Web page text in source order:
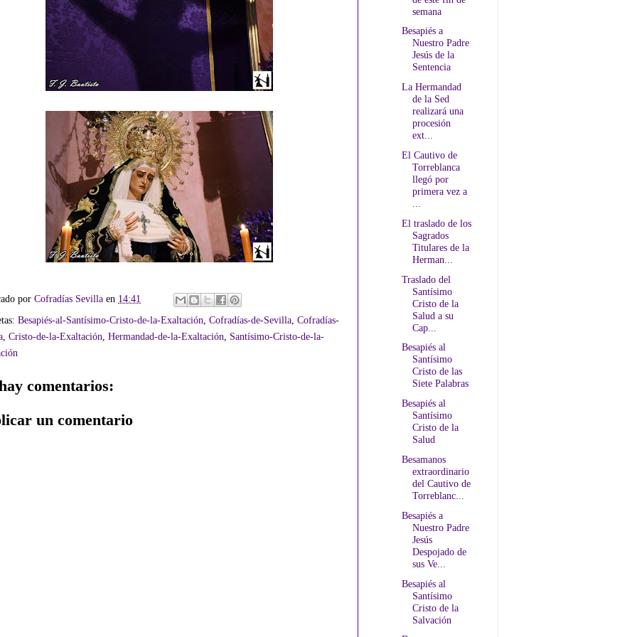
por Cofradías Sevilla en 14:41
Besapiés-al-Santísimo-Cristo-de-la-Exaltación Cofradías-de-Sevilla Cofradías-
Cristo-de-la-Exaltación Hermandad-de-la-Exaltación
Santísimo-Cristo-de-la-
comentarios:
un comentario
semana
Besapiés a
Nuestro Padre
Jesús de la
Sentencia
La Hermandad
de la Sed
realizará una
procesión
ext...
El Cautivo de
Torreblanca
llegó por
primera vez a
El traslado de los
Sagrados
Titulares de la
Herman...
Traslado del
Santísimo
Cristo de la
Salud a su
Cap...
Besapiés al
Santísimo
Cristo de las
Siete Palabras
Besapiés al
Santísimo
Cristo de la
Salud
Besamanos
extraordinario
del Cautivo de
Torreblanc...
Besapiés a
Nuestro Padre
Jesús
Despojado de
sus Ve...
Besapiés al
Santísimo
Cristo de la
Salvación